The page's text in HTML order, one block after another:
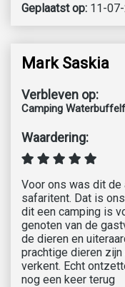
Geplaatst op: 11-
Mark Saskia
Verbleven op:
Camping
Waardering:
Voor ons was dit
safaritent. Dat is
dit een camping is
genoten van de
de dieren en
prachtige dieren
verkent. Echt
nog een keer terug